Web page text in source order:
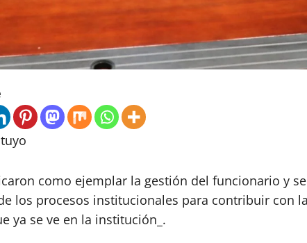
como ejemplar la gestión del funcionario y
los procesos institucionales para contribuir con la
ya se ve en la institución_.